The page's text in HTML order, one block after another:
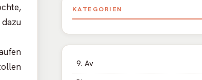
KATEGORIEN
9. Av